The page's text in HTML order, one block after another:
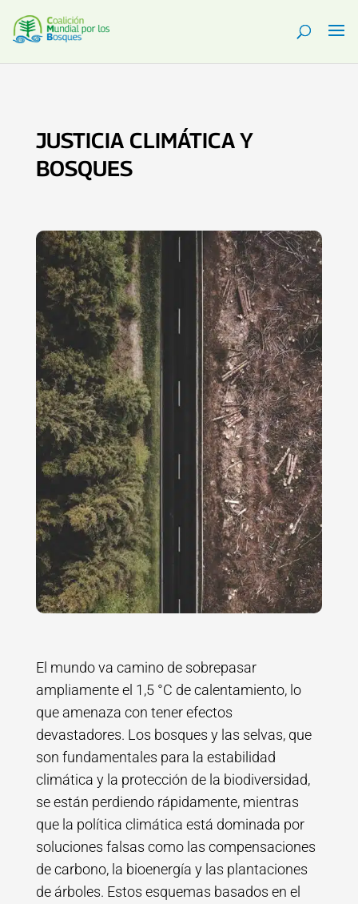
JUSTICIA CLIMÁTICA Y
BOSQUES
El mundo va camino de sobrepasar
ampliamente el 1,5 °C de calentamiento, lo
que amenaza con tener efectos
devastadores. Los bosques y las selvas, que
son fundamentales para la estabilidad
climática y la protección de la biodiversidad,
se están perdiendo rápidamente, mientras
que la política climática está dominada por
soluciones falsas como las compensaciones
de carbono, la bioenergía y las plantaciones
de árboles. Estos esquemas basados en el